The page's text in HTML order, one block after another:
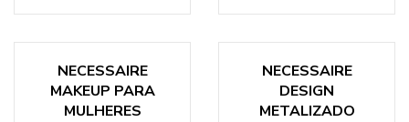
NECESSAIRE
MAKEUP PARA
MULHERES
NECESSAIRE
DESIGN
METALIZADO